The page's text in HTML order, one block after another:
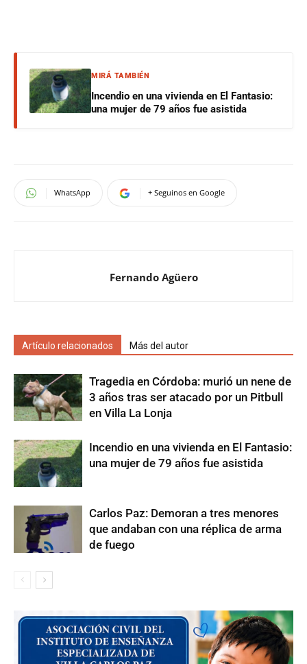
MIRÁ TAMBIÉN
Incendio en una vivienda en El Fantasio:
una mujer de 79 años fue asistida
WhatsApp + Seguinos en Google
Fernando Agüero
Artículo relacionados Más del autor
Tragedia en Córdoba: murió un nene de
3 años tras ser atacado por un Pitbull
en Villa La Lonja
Incendio en una vivienda en El Fantasio:
una mujer de 79 años fue asistida
Carlos Paz: Demoran a tres menores
que andaban con una réplica de arma
de fuego